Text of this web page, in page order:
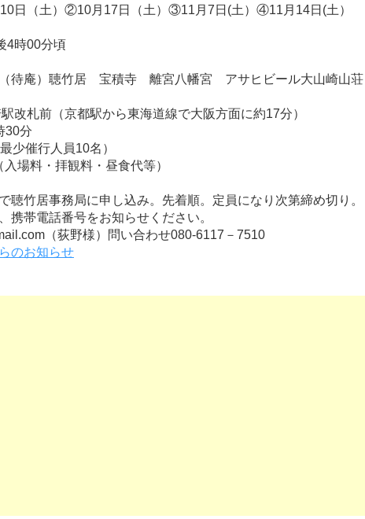
日（土）②10月17日（土）③11月7日(土）④11月14日(土）
4時00分頃
待庵）聴竹居 宝積寺 離宮八幡宮 アサヒビール大山崎山荘
改札前（京都駅から東海道線で大阪方面に約17分）
30分
少催行人員10名）
場料・拝観料・昼食代等）
竹居事務局に申し込み。先着順。定員になり次第締め切り。
携帯電話番号をお知らせください。
（荻野様）問い合わせ080-6117－7510
のお知らせ